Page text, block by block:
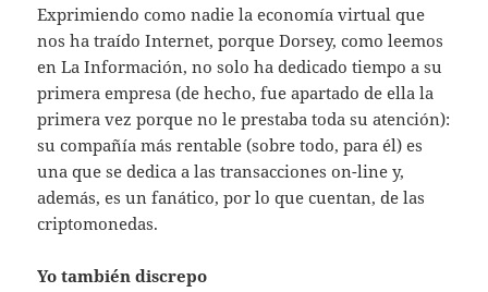
Exprimiendo como nadie la economía virtual que
nos ha traído Internet, porque Dorsey, como leemos
en La Información, no solo ha dedicado tiempo a su
primera empresa (de hecho, fue apartado de ella la
primera vez porque no le prestaba toda su atención):
su compañía más rentable (sobre todo, para él) es
una que se dedica a las transacciones on-line y,
además, es un fanático, por lo que cuentan, de las
criptomonedas.
Yo también discrepo